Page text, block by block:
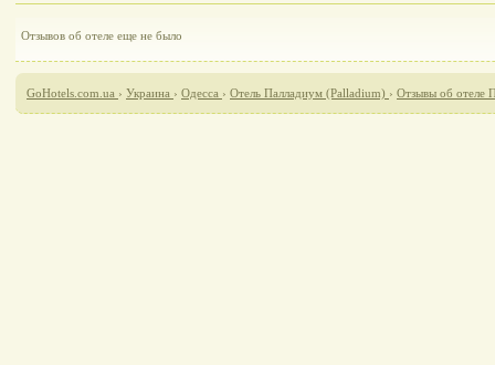
Отзывов об отеле еще не было
GoHotels.com.ua › Украина › Одесса › Отель Палладиум (Palladium) › Отзывы об отеле